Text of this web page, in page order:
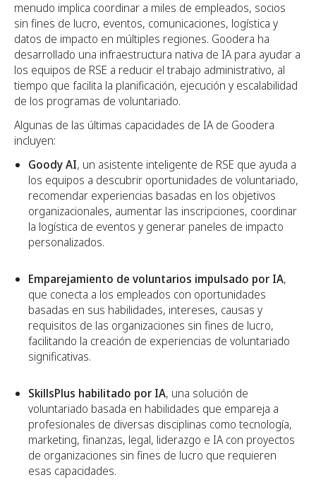
menudo implica coordinar a miles de empleados, socios
sin fines de lucro, eventos, comunicaciones, logística y
datos de impacto en múltiples regiones. Goodera ha
desarrollado una infraestructura nativa de IA para ayudar a
los equipos de RSE a reducir el trabajo administrativo, al
tiempo que facilita la planificación, ejecución y escalabilidad
de los programas de voluntariado.
Algunas de las últimas capacidades de IA de Goodera
incluyen:
Goody AI, un asistente inteligente de RSE que ayuda a
los equipos a descubrir oportunidades de voluntariado,
recomendar experiencias basadas en los objetivos
organizacionales, aumentar las inscripciones, coordinar
la logística de eventos y generar paneles de impacto
personalizados.
Emparejamiento de voluntarios impulsado por IA,
que conecta a los empleados con oportunidades
basadas en sus habilidades, intereses, causas y
requisitos de las organizaciones sin fines de lucro,
facilitando la creación de experiencias de voluntariado
significativas.
SkillsPlus habilitado por IA, una solución de
voluntariado basada en habilidades que empareja a
profesionales de diversas disciplinas como tecnología,
marketing, finanzas, legal, liderazgo e IA con proyectos
de organizaciones sin fines de lucro que requieren
esas capacidades.